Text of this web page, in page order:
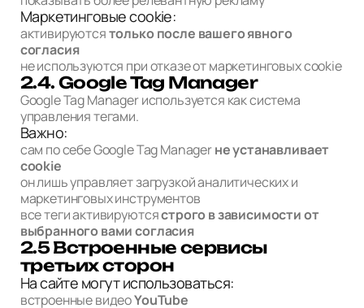
Маркетинговые cookie:
активируютсятолько после вашего явного
согласия
не используются при отказе от маркетинговых cookie
2.4. Google Tag Manager
Google Tag Manager используется как система
управления тегами.
Важно:
сам по себе Google Tag Managerне устанавливает
cookie
он лишь управляет загрузкой аналитических и
маркетинговых инструментов
все теги активируютсястрого в зависимости от
выбранного вами согласия
2.5 Встроенные сервисы
третьих сторон
На сайте могут использоваться:
встроенные видеоYouTube